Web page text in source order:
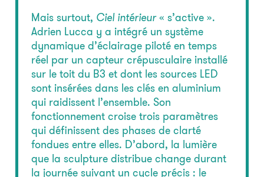
Mais surtout, Ciel intérieur« s’active ».
Adrien Lucca y a intégré un système
dynamique d’éclairage piloté en temps
réel par un capteur crépusculaire installé
sur le toit du B3 et dont les sources LED
sont insérées dans les clés en aluminium
qui raidissent l’ensemble. Son
fonctionnement croise trois paramètres
qui définissent des phases de clarté
fondues entre elles. D’abord, la lumière
que la sculpture distribue change durant
la journée suivant un cycle précis : le